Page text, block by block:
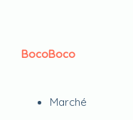
BocoBoco
Marché